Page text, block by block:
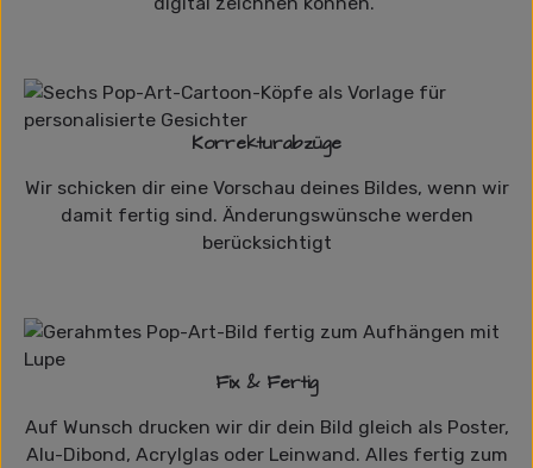
Korrekturabzüge
Wir schicken dir eine Vorschau deines Bildes, wenn wir
damit fertig sind. Änderungswünsche werden
berücksichtigt
Fix & Fertig
Auf Wunsch drucken wir dir dein Bild gleich als Poster,
Alu-Dibond, Acrylglas oder Leinwand. Alles fertig zum